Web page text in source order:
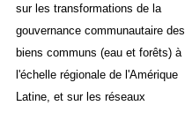
sur les transformations de la
gouvernance communautaire des
biens communs (eau et forêts) à
l'échelle régionale de l'Amérique
Latine, et sur les réseaux